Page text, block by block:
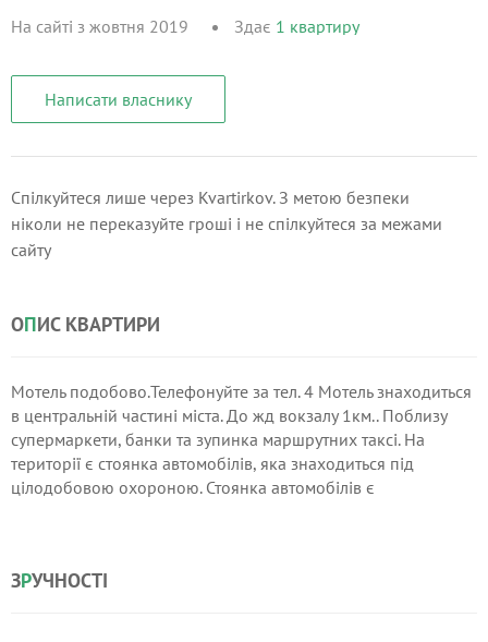
На сайті з жовтня 2019 Здає 1 квартиру
Написати власнику
Спілкуйтеся лише через Kvartirkov. З метою безпеки
ніколи не переказуйте гроші і не спілкуйтеся за межами
сайту
ОПИС КВАРТИРИ
Мотель подобово.Телефонуйте за тел. 4 Мотель знаходиться
в центральній частині міста. До жд вокзалу 1км.. Поблизу
супермаркети, банки та зупинка маршрутних таксі. На
території є стоянка автомобілів, яка знаходиться під
цілодобовою охороною. Стоянка автомобілів є
ЗРУЧНОСТІ